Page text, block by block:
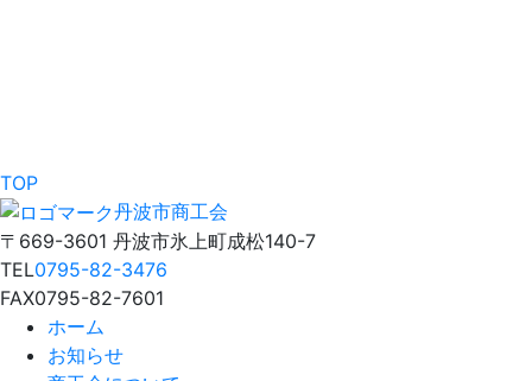
TOP
丹波市商工会
〒669-3601 丹波市氷上町成松140-7
TEL0795-82-3476
FAX0795-82-7601
ホーム
お知らせ